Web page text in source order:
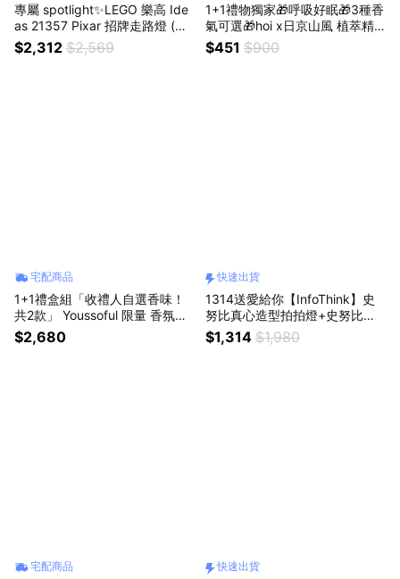
專屬 spotlight✨LEGO 樂高 Ide
as 21357 Pixar 招牌走路燈 (居
家擺設 禮物 DIY積木 生日禮物 )
$2,312 $2,569
1+1禮物獨家🎁呼吸好眠🎁3種香
氣可選🎁hoi x日京山風 植萃精
油舒眠噴霧180ml (浮白之境/隱
青之野/沉墨之海)🎁買1送1
$451 $900
宅配商品
1+1禮盒組「收禮人自選香味！
共2款」 Youssoful 限量 香氛洗
護禮盒(身體/美髮系列) # Saint
moritz 聖莫里茲 無花果 牡丹 麝
$2,680
快速出貨
1314送愛給你【InfoThink】史
努比真心造型拍拍燈+史努比飛
行手持製冷風扇各一(快速出貨)
$1,314 $1,980
宅配商品 快速出貨